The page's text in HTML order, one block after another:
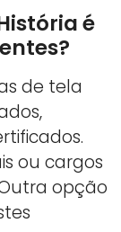
é
de tela
ou cargos
opção